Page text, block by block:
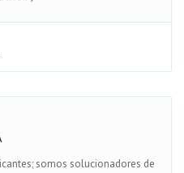
somos solucionadores de